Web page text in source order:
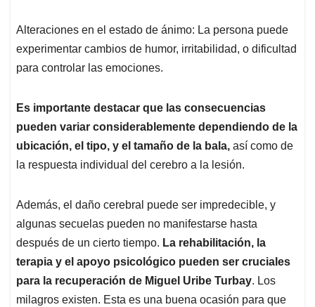
Alteraciones en el estado de ánimo: La persona puede
experimentar cambios de humor, irritabilidad, o dificultad
para controlar las emociones.
Es importante destacar que las consecuencias
pueden variar considerablemente dependiendo de la
ubicación, el tipo, y el tamaño de la bala, así como de
la respuesta individual del cerebro a la lesión.
Además, el daño cerebral puede ser impredecible, y
algunas secuelas pueden no manifestarse hasta
después de un cierto tiempo. La rehabilitación, la
terapia y el apoyo psicológico pueden ser cruciales
para la recuperación de Miguel Uribe Turbay. Los
milagros existen. Esta es una buena ocasión para que